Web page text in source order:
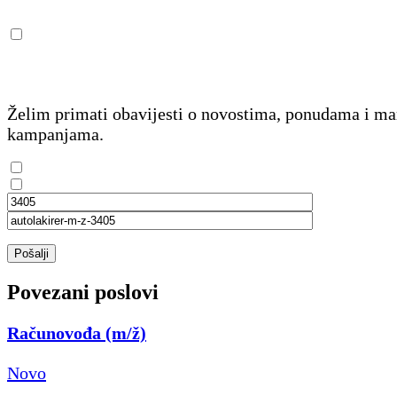
Želim primati obavijesti o novostima, ponudama i
kampanjama.
Pošalji
Povezani poslovi
Računovođa (m/ž)
Novo